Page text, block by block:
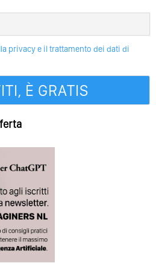
privacy e il trattamento dei dati di